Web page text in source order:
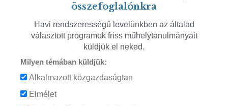
összefoglalónkra
Havi rendszerességű levelünkben az általad
választott programok friss műhelytanulmányait
küldjük el neked.
Milyen témában küldjük:
Alkalmazott közgazdaságtan
Elmélet